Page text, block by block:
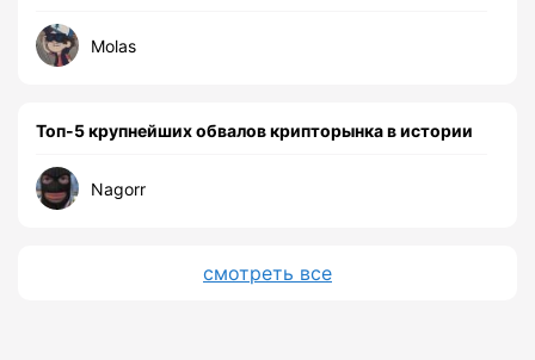
Molas
Топ-5 крупнейших обвалов крипторынка в истории
Nagorr
смотреть все